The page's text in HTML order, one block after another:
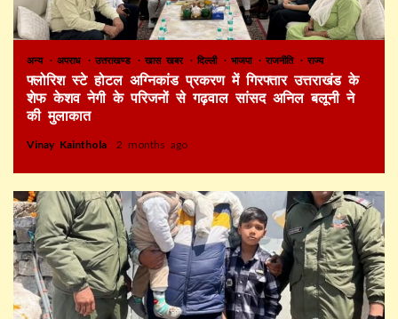
अन्य अपराध उत्तराखण्ड खास खबर दिल्ली भाजपा राजनीति राज्य
फ्लोरिश स्टे होटल अग्निकांड प्रकरण में गिरफ्तार उत्तराखंड के
शेफ केशव नेगी के परिजनों से गढ़वाल सांसद अनिल बलूनी ने
की मुलाकात
Vinay Kainthola 2 months ago